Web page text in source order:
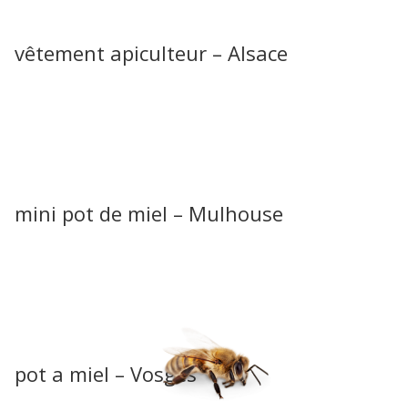
vêtement apiculteur – Alsace
mini pot de miel – Mulhouse
pot a miel – Vosges